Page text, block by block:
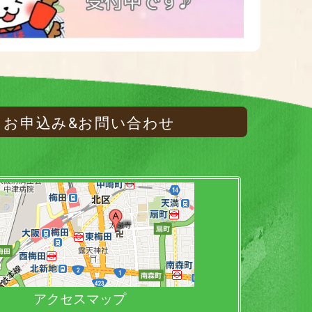
お申込み&お問い合わせ
アクセスマップ